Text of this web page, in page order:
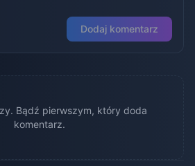
Dodaj komentarz
Bądź pierwszym, który doda
komentarz.